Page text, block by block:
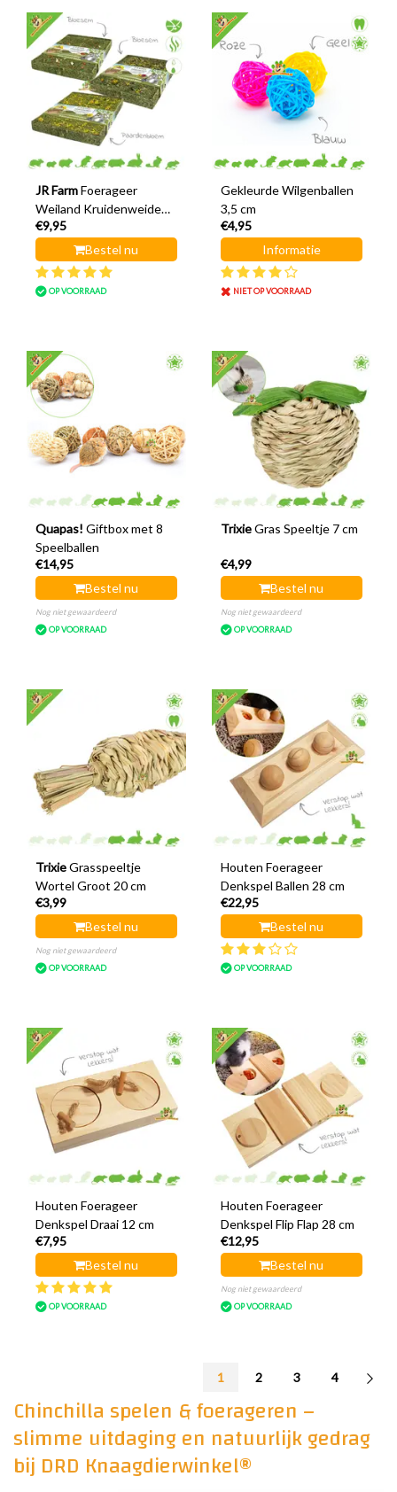
JR Farm Foerageer
Weiland Kruidenweide
30 cm
€9,95
Bestel nu
OP VOORRAAD
Gekleurde Wilgenballen
3,5 cm
€4,95
Informatie
NIET OP VOORRAAD
Quapas! Giftbox met 8
Speelballen
€14,95
Bestel nu
Nog niet gewaardeerd
OP VOORRAAD
Trixie Gras Speeltje 7 cm
€4,99
Bestel nu
Nog niet gewaardeerd
OP VOORRAAD
Trixie Grasspeeltje
Wortel Groot 20 cm
€3,99
Bestel nu
Nog niet gewaardeerd
OP VOORRAAD
Houten Foerageer
Denkspel Ballen 28 cm
€22,95
Bestel nu
OP VOORRAAD
Houten Foerageer
Denkspel Draai 12 cm
€7,95
Bestel nu
OP VOORRAAD
Houten Foerageer
Denkspel Flip Flap 28 cm
€12,95
Bestel nu
Nog niet gewaardeerd
OP VOORRAAD
1 2 3 4
Chinchilla spelen & foerageren –
slimme uitdaging en natuurlijk gedrag
bij DRD Knaagdierwinkel®